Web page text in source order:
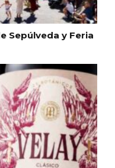
Sepúlveda y Feria